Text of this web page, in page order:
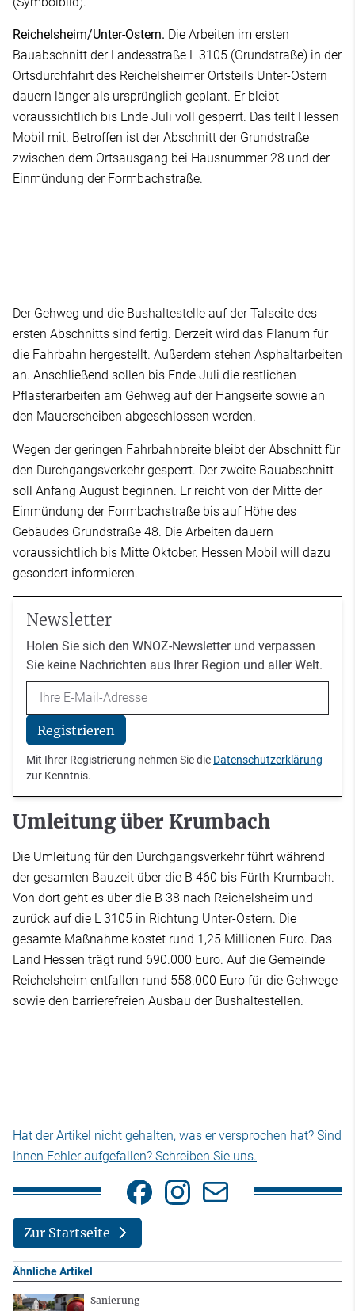
Reichelsheim/Unter-Ostern. Die Arbeiten im ersten
Bauabschnitt der Landesstraße L 3105 (Grundstraße) in der
Ortsdurchfahrt des Reichelsheimer Ortsteils Unter-Ostern
dauern länger als ursprünglich geplant. Er bleibt
voraussichtlich bis Ende Juli voll gesperrt. Das teilt Hessen
Mobil mit. Betroffen ist der Abschnitt der Grundstraße
zwischen dem Ortsausgang bei Hausnummer 28 und der
Einmündung der Formbachstraße.
Der Gehweg und die Bushaltestelle auf der Talseite des
ersten Abschnitts sind fertig. Derzeit wird das Planum für
die Fahrbahn hergestellt. Außerdem stehen Asphaltarbeiten
an. Anschließend sollen bis Ende Juli die restlichen
Pflasterarbeiten am Gehweg auf der Hangseite sowie an
den Mauerscheiben abgeschlossen werden.
Wegen der geringen Fahrbahnbreite bleibt der Abschnitt für
den Durchgangsverkehr gesperrt. Der zweite Bauabschnitt
soll Anfang August beginnen. Er reicht von der Mitte der
Einmündung der Formbachstraße bis auf Höhe des
Gebäudes Grundstraße 48. Die Arbeiten dauern
voraussichtlich bis Mitte Oktober. Hessen Mobil will dazu
gesondert informieren.
Newsletter
Holen Sie sich den WNOZ-Newsletter und verpassen
Sie keine Nachrichten aus Ihrer Region und aller Welt.
Email
Registrieren
Mit Ihrer Registrierung nehmen Sie die Datenschutzerklärung
zur Kenntnis.
Umleitung über Krumbach
Die Umleitung für den Durchgangsverkehr führt während
der gesamten Bauzeit über die B 460 bis Fürth-Krumbach.
Von dort geht es über die B 38 nach Reichelsheim und
zurück auf die L 3105 in Richtung Unter-Ostern. Die
gesamte Maßnahme kostet rund 1,25 Millionen Euro. Das
Land Hessen trägt rund 690.000 Euro. Auf die Gemeinde
Reichelsheim entfallen rund 558.000 Euro für die Gehwege
sowie den barrierefreien Ausbau der Bushaltestellen.
Hat der Artikel nicht gehalten, was er versprochen hat? Sind
Ihnen Fehler aufgefallen? Schreiben Sie uns.
Zur Startseite
Ähnliche Artikel
Sanierung